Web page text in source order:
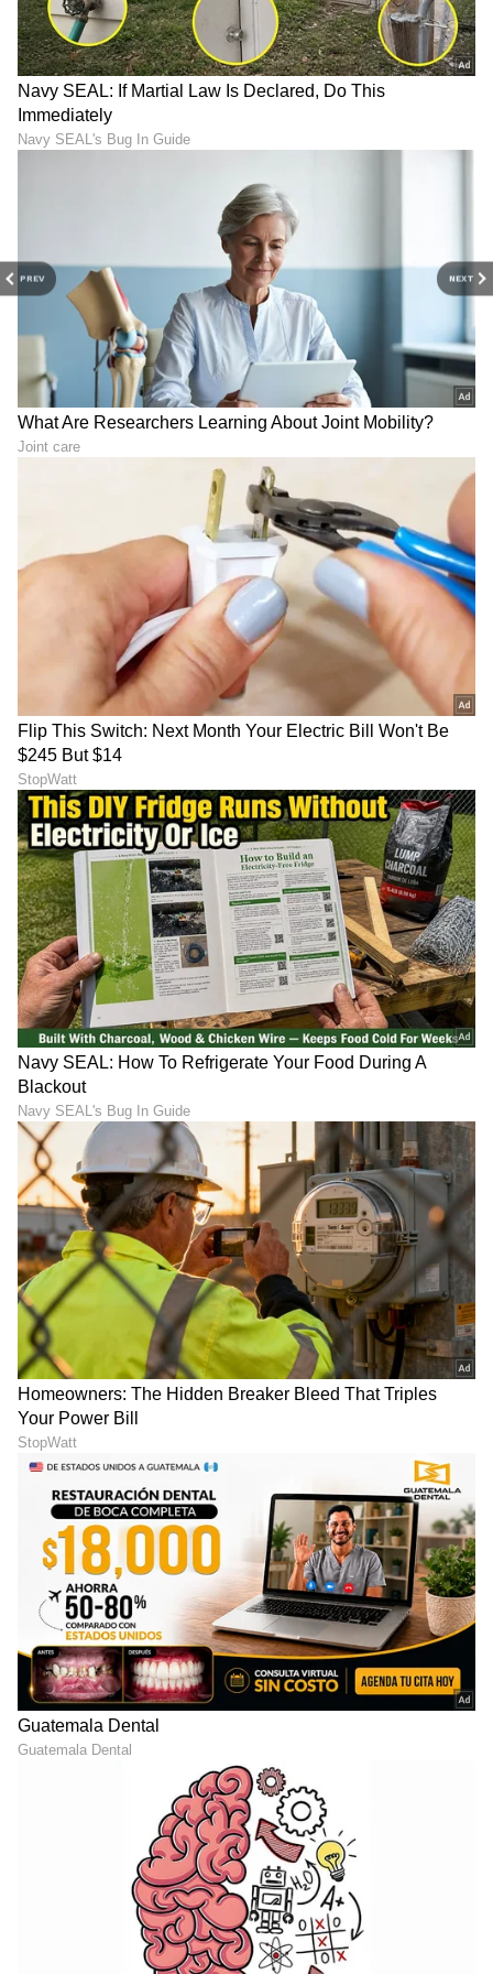
PREV NEXT
Image Credit :Vaibhav Suryavanshi Instagram
ಭಾರತ ತಂಡಕ್ಕೆ ಆಯ್ಕೆಯಾದ ಕಿರಿಯ ಕ್ರಿಕೆಟಿಗ
ವೈಭವ್ ಸೂರ್ಯವಂಶಿ ಕೇವಲ 15ನೇ ವಯಸ್ಸಿಗೆ ಟೀಂ
ತಂಡಕ್ಕೆ ಆಯ್ಕೆಯಾದ ಅತ್ಯಂತ ಕಿರಿಯ ಕ್ರಿಕೆಟಿಗ ಅನ್ನೋ
ದಾಖಲೆ ಬರೆದಿದ್ದಾರೆ. ಇದಕ್ಕೂ ಮೊದಲು ಸಚಿನ್ ತೆಂಡೂಲ್ಕರ್
16ನೇ ವಯಸ್ಸಿಗೆ ತಂಡಕ್ಕೆ ಆಯ್ಕೆಯಾಗಿದ್ದರು.
LATEST VIDEOS
ಕ್ರಿಕೆಟ್ ಮತ್ತು ಕ್ರೀಡಾ ಜಗತ್ತಿನ (Sports News in
) ಕ್ಷಣಕ್ಷಣದ ಕನ್ನಡ ಸುದ್ದಿ ಅಪ್ಡೇಟ್‌ಗಳಿಗಾಗಿ
ಏಷ್ಯಾನೆಟ್ ಸುವರ್ಣ ನ್ಯೂಸ್‌ ಫಾಲೋ ಮಾಡಿ. IPL
Liveಸೇರಿದಂತೆ ಟೀಂ ಇಂಡಿಯಾದ ಬ್ರೇಕಿಂಗ್ ಸುದ್ದಿ
(Cricket News in Kannada
ಮತ್ತು ನೇರ ಪ್ರಸಾರಗಳೊಂದಿಗೆ ಸಂಪೂರ್ಣ ಮಾಹಿತಿ
ನಿಮ್ಮ ಒಂದೇ ಕ್ಲಿಕ್‌ನಲ್ಲಿ ಲಭ್ಯ. ಏಷ್ಯಾನೆಟ್ ಸುವರ್ಣ
ನ್ಯೂಸ್ ಅಧಿಕೃತ ಆ್ಯಪ್ ಡೌನ್‌ಲೋಡ್ ಮಾಡಿ ಹಾಗೂ
ಎಲ್ಲಾ ಅಪ್‌ಡೇಟ್ ಗಳನ್ನು ಪಡೆಯಿರಿ.
ABOUT THE AUTHOR
CK Chethan Kumar
ಎಲೆಕ್ಟ್ರಾನಿಕ್, ಡಿಜಿಟಲ್ ಮಾಧ್ಯಮ ಸೇರಿ ಪತ್ರಿಕೋದ್ಯಮದಲ್ಲಿ 13
ವರ್ಷಗಳ ಅನುಭವ. ಊರು ಧರ್ಮಸ್ಥಳ. ಪತ್ರಿಕೋದ್ಯಮ
ಸ್ನಾತಕೋತ್ತರ ಪದವಿ ಪಡೆದಿದ್ದು ಉಜಿರೆ ಎಸ್‌ಡಿಎಂನಲ್ಲಿ. ಟಿವಿ9,
ಸ್ಟಾರ್ ಸ್ಪೋರ್ಟ್ಸ್‌ನಲ್ಲಿ ಕಾರ್ಯ ನಿರ್ವಹಿಸಿದ ಅನುಭವವಿದೆ.
ರಾಷ್ಟ್ರೀಯ, ಅಂತಾರಾಷ್ಟ್ರೀಯ, ಜಿಯೋ ಪಾಲಿಟಿಕ್ಸ್, ಆಟೋ, ಟೆಕ್,
ಸ್ಪೋರ್ಟ್ಸ್..ಏನೇ ಕೊಟ್ಟರೂ ಬರೆಯೋದು ನನ್ನ ಶಕ್ತಿ.
ವೈಭವ್ ಸೂರ್ಯವಂಶಿ ಕ್ರಿಕೆಟ್ ಟೀಮ್ ಇಂಡಿಯಾ ಇಂಗ್ಲೆಂಡ್ ಕ್ರಿಕೆಟ್
DOWNLOAD APP
RECOMMENDED STORIES
ರೋಹಿತ್ ಶರ್ಮಾ, ವಿರಾಟ್ ಕೊಹ್ಲಿ
ಮತ್ತೆ ಟೀಂ ಇಂಡಿಯಾ ಪರ
ಮೈದಾನಕ್ಕಿಳಿಯೋದು ಯಾವಾಗ?
ಇಲ್ಲಿದೆ ಕಂಪ್ಲೀಟ್ ಡೀಟೈಲ್ಸ್
ಆ ಆಟಗಾರನಿಗೆ ಯಾಕಿಂಗೆ
ಮಾಡ್ತಿದ್ದೀರಾ? ಟೀಂ
ಮ್ಯಾನೇಜ್‌ಮೆಂಟ್ ವಿರುದ್ಧ
ರವಿಚಂದ್ರನ್ ಅಶ್ವಿನ್ ಗರಂ